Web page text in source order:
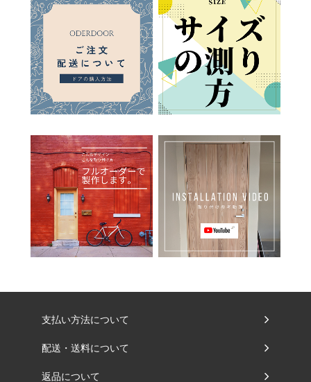
支払い方法について
配送・送料について
返品について